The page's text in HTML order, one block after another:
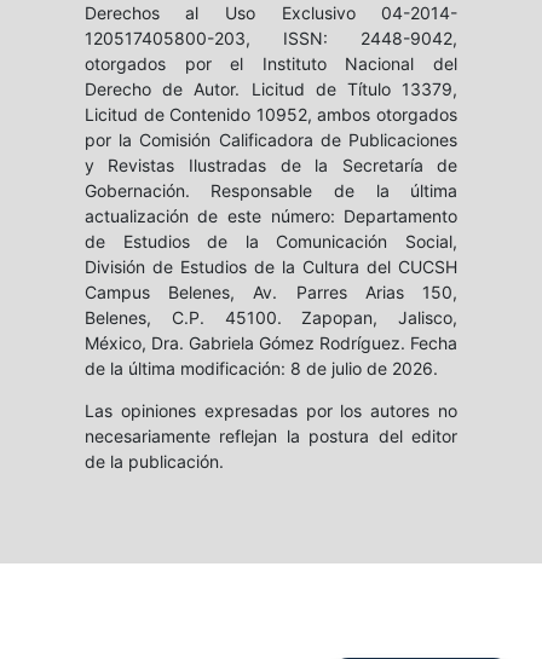
Derechos al Uso Exclusivo 04-2014-
120517405800-203, ISSN: 2448-9042,
otorgados por el Instituto Nacional del
Derecho de Autor. Licitud de Título 13379,
Licitud de Contenido 10952, ambos otorgados
por la Comisión Calificadora de Publicaciones
y Revistas Ilustradas de la Secretaría de
Gobernación. Responsable de la última
actualización de este número: Departamento
de Estudios de la Comunicación Social,
División de Estudios de la Cultura del CUCSH
Campus Belenes, Av. Parres Arias 150,
Belenes, C.P. 45100. Zapopan, Jalisco,
México, Dra. Gabriela Gómez Rodríguez. Fecha
de la última modificación: 8 de julio de 2026.
Las opiniones expresadas por los autores no
necesariamente reflejan la postura del editor
de la publicación.